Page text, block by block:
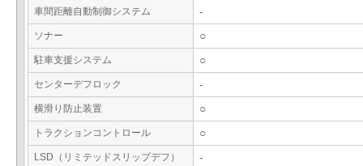
車間距離自動制御システム -
ソナー ○
駐車支援システム ○
センターデフロック -
横滑り防止装置 ○
トラクションコントロール ○
LSD（リミテッドスリップデフ） -